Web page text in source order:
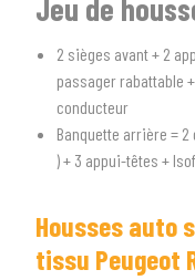
SÉLECTIONNEZ LE TYPE
Jeu de
2 sièges avant + 2
passager rabattable
conducteur
Banquette arrière = 2
) + 3 appui-têtes +
Housses auto
tissu Peugeot